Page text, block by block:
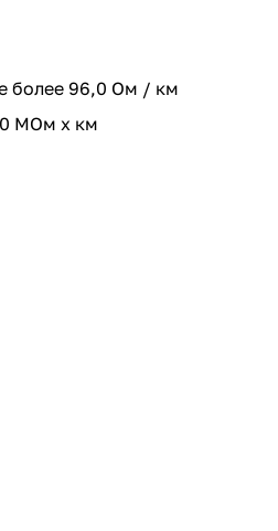
более 96,0 Ом / км
МОм х км